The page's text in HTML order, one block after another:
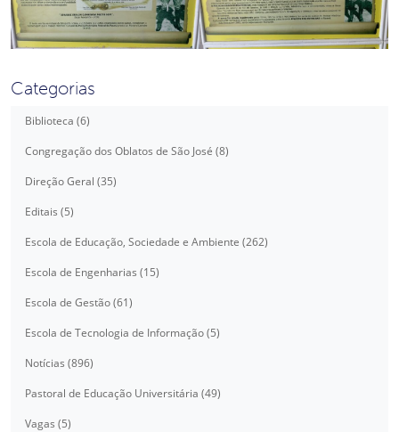
Categorias
Biblioteca (6)
Congregação dos Oblatos de São José (8)
Direção Geral (35)
Editais (5)
Escola de Educação, Sociedade e Ambiente (262)
Escola de Engenharias (15)
Escola de Gestão (61)
Escola de Tecnologia de Informação (5)
Notícias (896)
Pastoral de Educação Universitária (49)
Vagas (5)